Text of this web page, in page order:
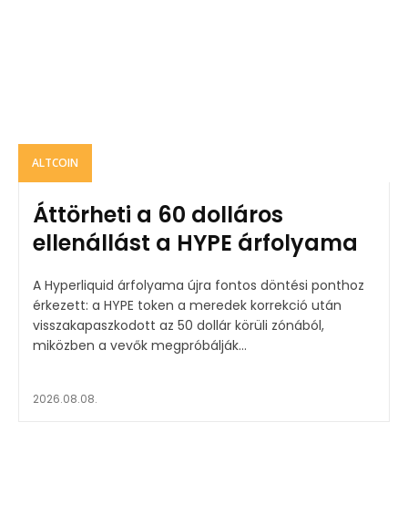
ALTCOIN
Áttörheti a 60 dolláros
ellenállást a HYPE árfolyama
A Hyperliquid árfolyama újra fontos döntési ponthoz
érkezett: a HYPE token a meredek korrekció után
visszakapaszkodott az 50 dollár körüli zónából,
miközben a vevők megpróbálják...
2026.08.08.